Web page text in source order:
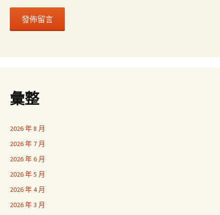
彙整
2026 年 8 月
2026 年 7 月
2026 年 6 月
2026 年 5 月
2026 年 4 月
2026 年 3 月